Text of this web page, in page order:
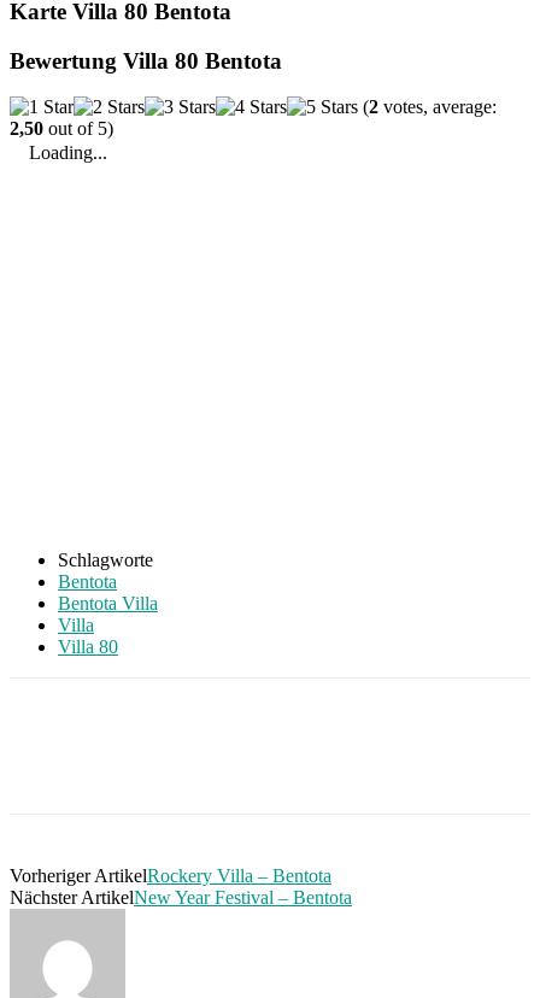
Karte Villa 80 Bentota
Bewertung Villa 80 Bentota
(2 votes, average:
2,50 out of 5)
Loading...
Schlagworte
Bentota
Bentota Villa
Villa
Villa 80
Vorheriger ArtikelRockery Villa – Bentota
Nächster ArtikelNew Year Festival – Bentota